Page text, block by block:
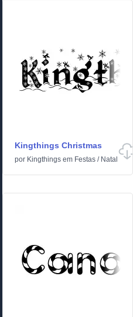
Kingthings Christmas
por Kingthings em Festas / Natal